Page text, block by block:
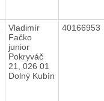
Vladimír
Fačko
junior
Pokryváč
21, 026 01
Dolný Kubín
40166953